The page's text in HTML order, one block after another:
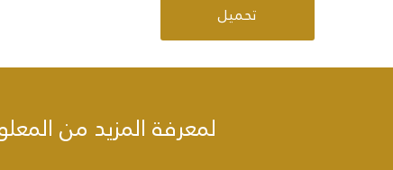
تحميل
لمعرفة المزيد من